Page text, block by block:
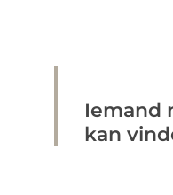
Iemand
kan